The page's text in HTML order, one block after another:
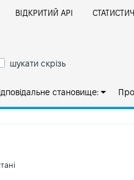
ВІДКРИТИЙ АРІ
шукати скрізь
становище: